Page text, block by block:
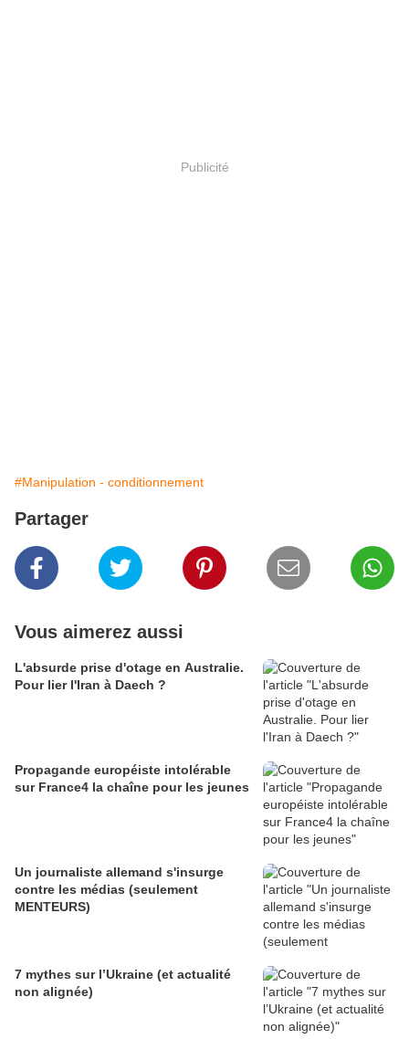
Publicité
#Manipulation - conditionnement
Partager
Vous aimerez aussi
L'absurde prise d'otage en Australie.
Pour lier l'Iran à Daech ?
Propagande européiste intolérable
sur France4 la chaîne pour les jeunes
Un journaliste allemand s'insurge
contre les médias (seulement
MENTEURS)
7 mythes sur l’Ukraine (et actualité
non alignée)